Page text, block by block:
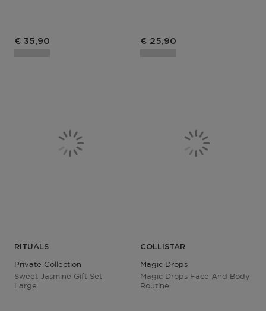
€ 35,90 € 25,90
RITUALS
Private Collection
Sweet Jasmine Gift Set
Large
COLLISTAR
Magic Drops
Magic Drops Face And Body
Routine